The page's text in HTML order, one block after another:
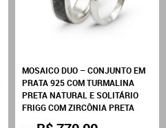
MOSAICO DUO – CONJUNTO EM
PRATA 925 COM TURMALINA
PRETA NATURAL E SOLITÁRIO
FRIGG COM ZIRCÔNIA PRETA